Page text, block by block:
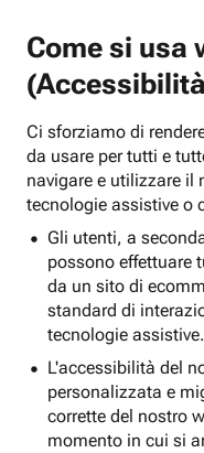
Come si usa
Ci sforziamo di
da usare per tutti e
navigare e utilizzare il
tecnologie assistive o
Gli utenti, a
possono effettuare
da un sito di
standard di
tecnologie assistive.
L'accessibilità del
personalizzata e
corrette del nostro
momento in cui si